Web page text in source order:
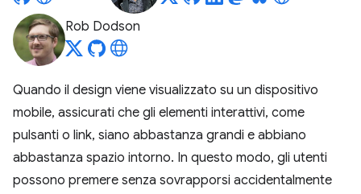
Rob Dodson
Quando il design viene visualizzato su un dispositivo
mobile, assicurati che gli elementi interattivi, come
pulsanti o link, siano abbastanza grandi e abbiano
abbastanza spazio intorno. In questo modo, gli utenti
possono premere senza sovrapporsi accidentalmente